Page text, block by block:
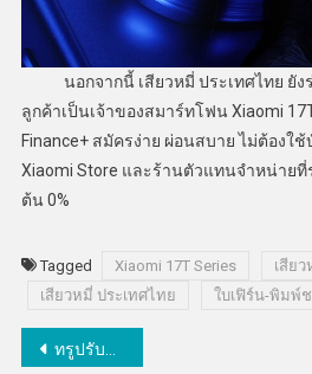
นอกจากนี้ เสียวหมี่ ประเทศไทย ยังร่
ลูกค้าเป็นเจ้าของสมาร์ทโฟน Xiaomi
Finance+ สมัครง่าย ผ่อนสบาย ไม่ต้องใ
Xiaomi Store และร้านตัวแทนจำหน่ายที่
ต้น 0%
Tagged Xiaomi 17T Series
เสีย
เสียวหมี่ ประเทศไทย
ใบเฟิร์น-พิมพ์
แนะแนว
ทรูปรับโฉม “True AF 2026” คืนชีพเรียลลิตี้ในตำนาน